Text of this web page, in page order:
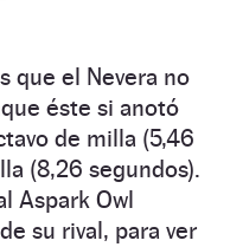
que el Nevera no
éste si anotó
de milla (5,46
(8,26 segundos).
Aspark Owl
su rival, para ver